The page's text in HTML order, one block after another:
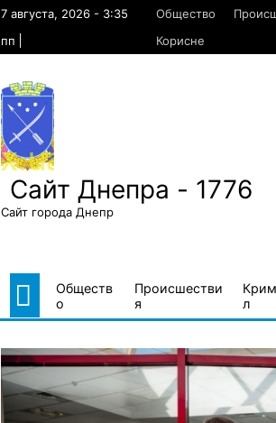
7 августа, 2026 - 3:35
пп
Общество
Корисне
Сайт Днепра - 1776
Сайт города Днепр
Обществ
о
Происшестви
я
л